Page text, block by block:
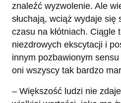
znaleźć wyzwolenie. Ale
słuchają, wciąż wydaje się
czasu na kłótniach. Ciągle
niezdrowych ekscytacji i
innym pozbawionym
oni wszyscy tak bardzo
– Większość ludzi nie